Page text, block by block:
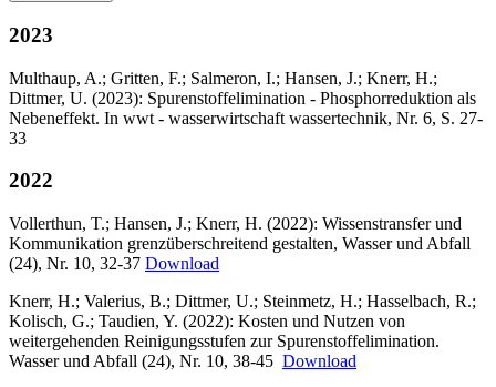
2023
Multhaup, A.; Gritten, F.; Salmeron, I.; Hansen, J.; Knerr, H.;
Dittmer, U. (2023): Spurenstoffelimination - Phosphorreduktion als
Nebeneffekt. In wwt - wasserwirtschaft wassertechnik, Nr. 6, S. 27-
33
2022
Vollerthun, T.; Hansen, J.; Knerr, H. (2022): Wissenstransfer und
Kommunikation grenzüberschreitend gestalten, Wasser und Abfall
(24), Nr. 10, 32-37 Download
Knerr, H.; Valerius, B.; Dittmer, U.; Steinmetz, H.; Hasselbach, R.;
Kolisch, G.; Taudien, Y. (2022): Kosten und Nutzen von
weitergehenden Reinigungsstufen zur Spurenstoffelimination.
Wasser und Abfall (24), Nr. 10, 38-45 Download